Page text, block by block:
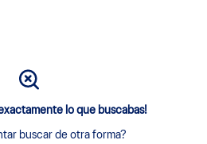
lo que buscabas!
buscar de otra forma?